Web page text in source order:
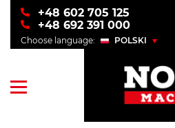
+48 602 705 125
+48 692 391 000
Choose language:
POLSKI